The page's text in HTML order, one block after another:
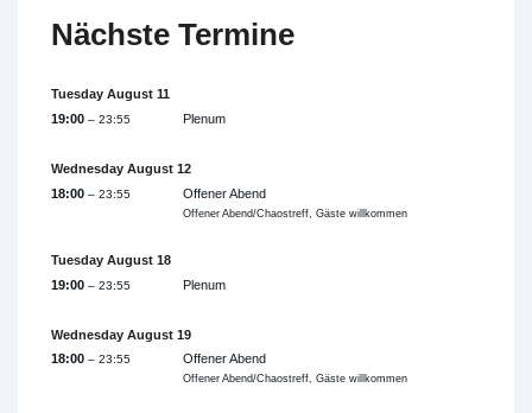
Nächste Termine
Tuesday August 11
19:00 – 23:55 Plenum
Wednesday August 12
18:00 – 23:55 Offener Abend
Offener Abend/Chaostreff, Gäste willkommen
Tuesday August 18
19:00 – 23:55 Plenum
Wednesday August 19
18:00 – 23:55 Offener Abend
Offener Abend/Chaostreff, Gäste willkommen